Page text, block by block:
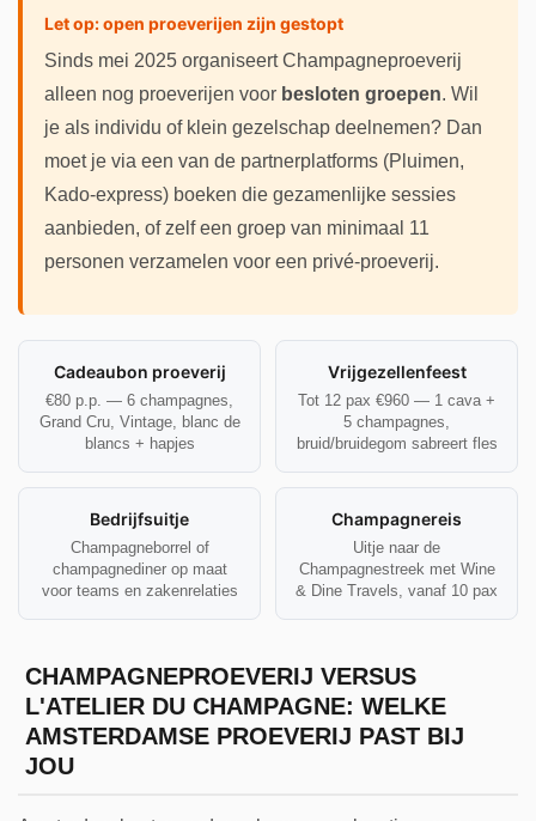
Let op: open proeverijen zijn gestopt
Sinds mei 2025 organiseert Champagneproeverij
alleen nog proeverijen voor besloten groepen. Wil
je als individu of klein gezelschap deelnemen? Dan
moet je via een van de partnerplatforms (Pluimen,
Kado-express) boeken die gezamenlijke sessies
aanbieden, of zelf een groep van minimaal 11
personen verzamelen voor een privé-proeverij.
Cadeaubon proeverij
€80 p.p. — 6 champagnes,
Grand Cru, Vintage, blanc de
blancs + hapjes
Vrijgezellenfeest
Tot 12 pax €960 — 1 cava +
5 champagnes,
bruid/bruidegom sabreert fles
Bedrijfsuitje
Champagneborrel of
champagnediner op maat
voor teams en zakenrelaties
Champagnereis
Uitje naar de
Champagnestreek met Wine
& Dine Travels, vanaf 10 pax
CHAMPAGNEPROEVERIJ VERSUS
L'ATELIER DU CHAMPAGNE: WELKE
AMSTERDAMSE PROEVERIJ PAST BIJ
JOU